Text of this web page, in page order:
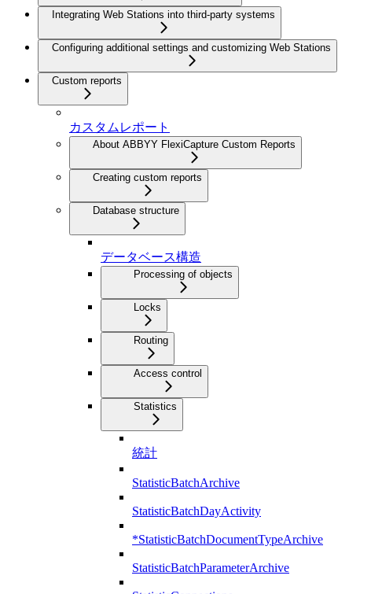
Integrating Web Stations into third-party systems
Configuring additional settings and customizing Web Stations
Custom reports
カスタムレポート
About ABBYY FlexiCapture Custom Reports
Creating custom reports
Database structure
データベース構造
Processing of objects
Locks
Routing
Access control
Statistics
統計
StatisticBatchArchive
StatisticBatchDayActivity
*StatisticBatchDocumentTypeArchive
StatisticBatchParameterArchive